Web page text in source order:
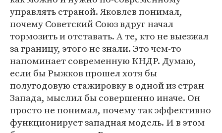
управлять страной. Яковлев понимал,
почему Советский Союз вдруг начал
тормозить и отставать. А те, кто не выезжал
за границу, этого не знали. Это чем-то
напоминает современную КНДР. Думаю,
если бы Рыжков прошел хотя бы
полугодовую стажировку в одной из стран
Запада, мыслил бы совершенно иначе. Он
просто не понимал, почему так эффективно
функционирует западная модель. И в этом